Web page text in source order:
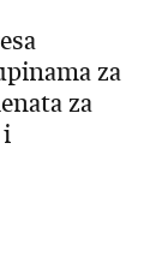
za
za
i